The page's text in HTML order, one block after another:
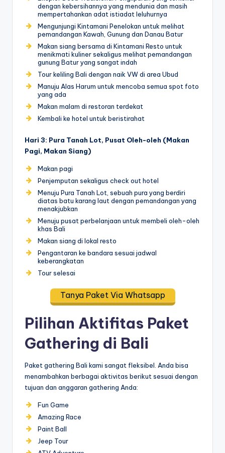
dengan kebersihannya yang mendunia dan masih
mempertahankan adat istiadat leluhurnya
Mengunjungi Kintamani Penelokan untuk melihat
pemandangan Kawah, Gunung dan Danau Batur
Makan siang bersama di Kintamani Resto untuk
menikmati kuliner sekaligus melihat pemandangan
gunung Batur yang sangat indah
Tour keliling Bali dengan naik VW di area Ubud
Manuju Alas Harum untuk mencoba semua spot foto
yang ada
Makan malam di restoran terdekat
Kembali ke hotel untuk beristirahat
Hari 3: Pura Tanah Lot, Pusat Oleh-oleh (Makan
Pagi, Makan Siang)
Makan pagi
Penjemputan sekaligus check out hotel
Menuju Pura Tanah Lot, sebuah pura yang berdiri
diatas batu karang laut dengan pemandangan yang
menakjubkan
Menuju pusat perbelanjaan untuk membeli oleh-oleh
khas Bali
Makan siang di lokal resto
Pengantaran ke bandara sesuai jadwal
keberangkatan
Tour selesai
Tanya Paket Via Whatsapp
Pilihan Aktifitas Paket
Gathering di Bali
Paket gathering Bali kami sangat fleksibel. Anda bisa
menambahkan berbagai aktivitas berikut sesuai dengan
tujuan dan anggaran gathering Anda:
Fun Game
Amazing Race
Paint Ball
Jeep Tour